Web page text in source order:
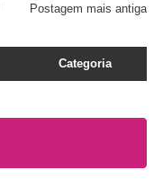
Postagem mais antiga
Categoria